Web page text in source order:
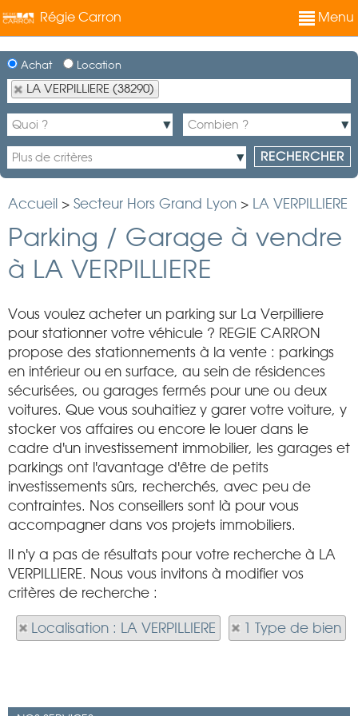
Régie Carron Menu
Achat Location
LA VERPILLIERE (38290)
Accueil > Secteur Hors Grand Lyon > LA VERPILLIERE
Parking / Garage à vendre
à LA VERPILLIERE
Vous voulez acheter un parking sur La Verpilliere
pour stationner votre véhicule ? REGIE CARRON
propose des stationnements à la vente : parkings
en intérieur ou en surface, au sein de résidences
sécurisées, ou garages fermés pour une ou deux
voitures. Que vous souhaitiez y garer votre voiture, y
stocker vos affaires ou encore le louer dans le
cadre d'un investissement immobilier, les garages et
parkings ont l'avantage d'être de petits
investissements sûrs, recherchés, avec peu de
contraintes. Nos conseillers sont là pour vous
accompagner dans vos projets immobiliers.
Il n'y a pas de résultats pour votre recherche à LA
VERPILLIERE. Nous vous invitons à modifier vos
critères de recherche :
Localisation : LA VERPILLIERE 1 Type de bien